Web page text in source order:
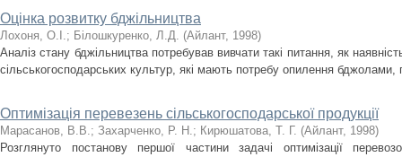
Оцінка розвитку бджільництва
Лохоня, О.І.; Білошкуренко, Л.Д. (Айлант, 1998)
Аналіз стану бджільництва потребував вивчати такі питання, як
сільськогосподарських культур, які мають потребу опилення бджолами,
Оптимізація перевезень сільськогосподарської продукції
Марасанов, В.В.; Захарченко, Р. Н.; Кирюшатова, Т. Г. (Айлант, 1998)
Розглянуто постанову першої частини задачі оптимізації